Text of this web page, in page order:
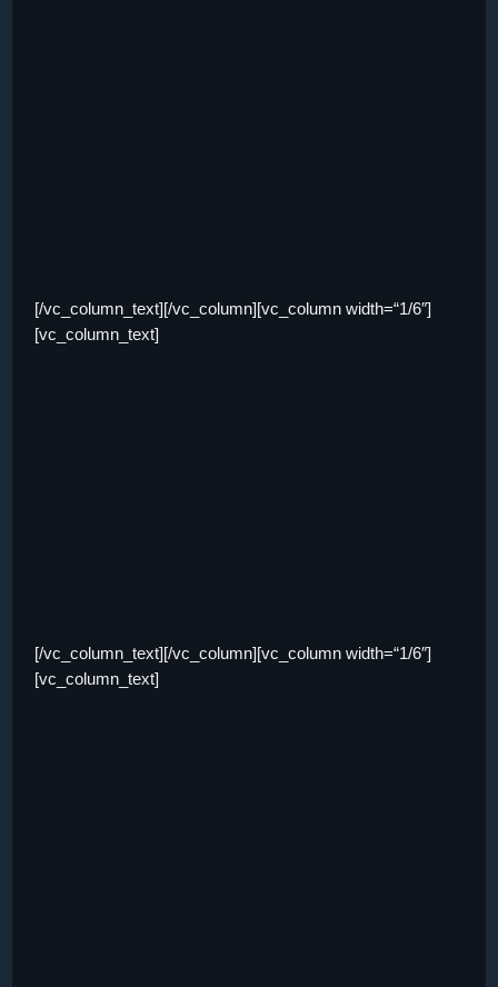
[/vc_column_text][/vc_column][vc_column width=“1/6″]
[vc_column_text]
[/vc_column_text][/vc_column][vc_column width=“1/6″]
[vc_column_text]